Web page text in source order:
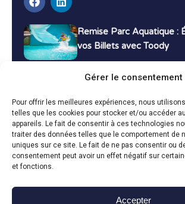
Gérer le consentement
Pour offrir les meilleures expériences, nous
telles que les cookies pour stocker et/ou accéder
appareils. Le fait de consentir à ces technologies
traiter des données telles que le comportement de
uniques sur ce site. Le fait de ne pas consentir ou
consentement peut avoir un effet négatif sur
et fonctions.
Accepter
Remise Parc Aquatique :
vos Billets avec Toody
Bons Plans Voyage :
Vacances avec Toody
13 décembre 2024 Bon